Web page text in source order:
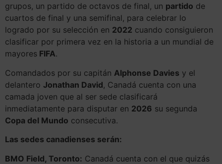
grupos, un partido de octavos de final, un partido de
cuartos de final y una semifinal, para celebrar lo
logrado por su selección en 2022 cuando consiguieron
clasificar por primera vez en la historia a un mundial de
mayores FIFA.
Comandados por su capitán Alphonse Davies y el
delantero Jonathan David, Canadá cuenta con una
camada joven que al ser sede clasificará
inmediatamente para disputar en 2026 su segunda
Copa del Mundo consecutiva.
Las sedes canadienses serán:
BMO Field, Toronto: Canadá cuenta con el que quizás